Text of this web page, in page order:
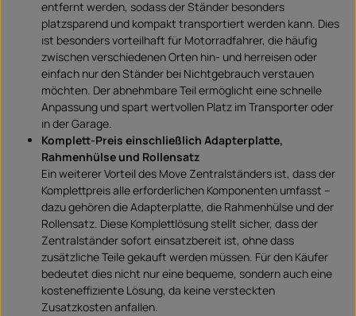
entfernt werden, sodass der Ständer besonders
platzsparend und kompakt transportiert werden kann. Dies
ist besonders vorteilhaft für Motorradfahrer, die häufig
zwischen verschiedenen Orten hin- und herreisen oder
einfach nur den Ständer bei Nichtgebrauch verstauen
möchten. Der abnehmbare Teil ermöglicht eine schnelle
Anpassung und spart wertvollen Platz im Transporter oder
in der Garage.
Komplett-Preis einschließlich Adapterplatte,
Rahmenhülse und Rollensatz
Ein weiterer Vorteil des Move Zentralständers ist, dass der
Komplettpreis alle erforderlichen Komponenten umfasst –
dazu gehören die Adapterplatte, die Rahmenhülse und der
Rollensatz. Diese Komplettlösung stellt sicher, dass der
Zentralständer sofort einsatzbereit ist, ohne dass
zusätzliche Teile gekauft werden müssen. Für den Käufer
bedeutet dies nicht nur eine bequeme, sondern auch eine
kosteneffiziente Lösung, da keine versteckten
Zusatzkosten anfallen.